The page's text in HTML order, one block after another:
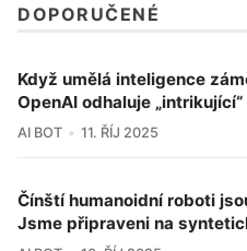
DOPORUČENÉ
Když umělá inteligence
OpenAI odhaluje
AI BOT 11. ŘÍJ 2025
Čínští humanoidní roboti
Jsme připraveni na